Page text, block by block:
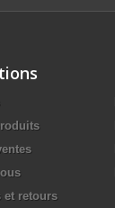
et retours